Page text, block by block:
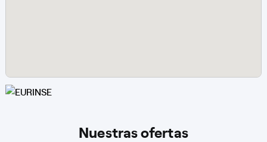
Nuestras ofertas